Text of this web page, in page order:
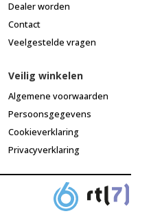
Dealer worden
Contact
Veelgestelde vragen
Veilig winkelen
Algemene voorwaarden
Persoonsgegevens
Cookieverklaring
Privacyverklaring